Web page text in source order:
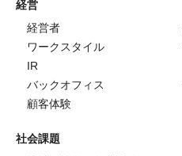
経営
経営者
ワークスタイル
IR
バックオフィス
顧客体験
社会課題